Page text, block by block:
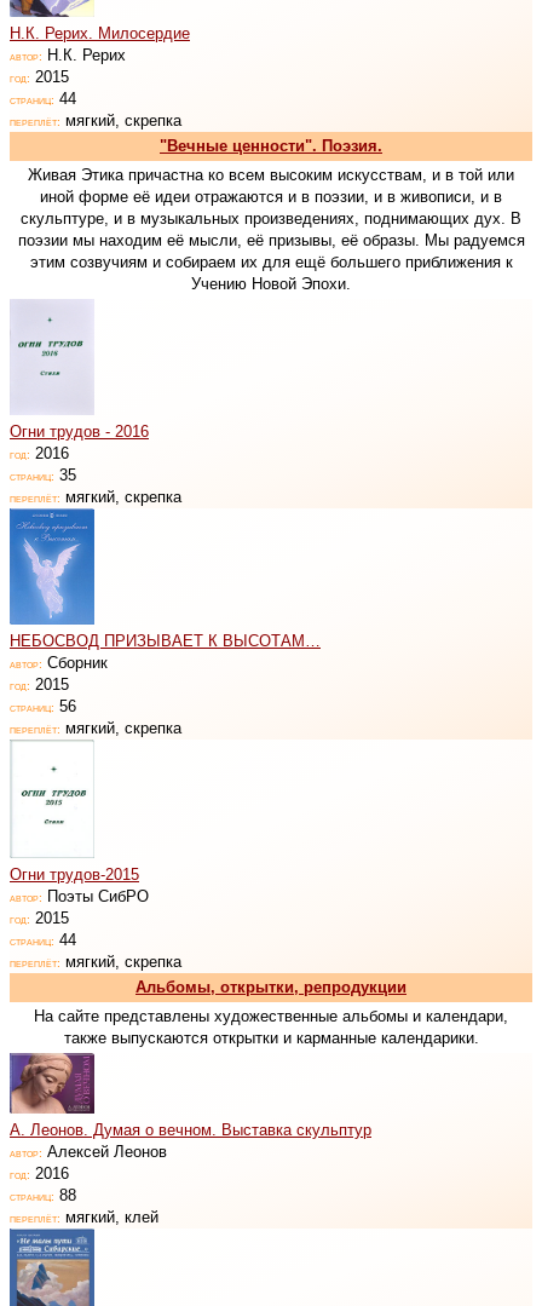
Н.К. Рерих. Милосердие
автор: Н.К. Рерих
год: 2015
страниц: 44
переплёт: мягкий, скрепка
"Вечные ценности". Поэзия.
Живая Этика причастна ко всем высоким искусствам, и в той или
иной форме её идеи отражаются и в поэзии, и в живописи, и в
скульптуре, и в музыкальных произведениях, поднимающих дух. В
поэзии мы находим её мысли, её призывы, её образы. Мы радуемся
этим созвучиям и собираем их для ещё большего приближения к
Учению Новой Эпохи.
Огни трудов - 2016
год: 2016
страниц: 35
переплёт: мягкий, скрепка
НЕБОСВОД ПРИЗЫВАЕТ К ВЫСОТАМ…
автор: Сборник
год: 2015
страниц: 56
переплёт: мягкий, скрепка
Огни трудов-2015
автор: Поэты СибРО
год: 2015
страниц: 44
переплёт: мягкий, скрепка
Альбомы, открытки, репродукции
На сайте представлены художественные альбомы и календари,
также выпускаются открытки и карманные календарики.
А. Леонов. Думая о вечном. Выставка скульптур
автор: Алексей Леонов
год: 2016
страниц: 88
переплёт: мягкий, клей